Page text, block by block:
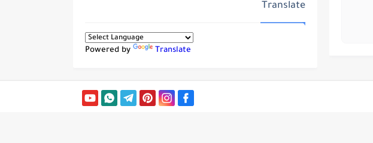
Translate
Powered by Translate